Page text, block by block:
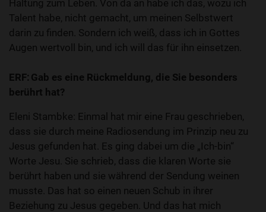
Haltung zum Leben. Von da an habe ich das, wozu ich
Talent habe, nicht gemacht, um meinen Selbstwert
darin zu finden. Sondern ich weiß, dass ich in Gottes
Augen wertvoll bin, und ich will das für ihn einsetzen.
ERF: Gab es eine Rückmeldung, die Sie besonders
berührt hat?
Eleni Stambke: Einmal hat mir eine Frau geschrieben,
dass sie durch meine Radiosendung im Prinzip neu zu
Jesus gefunden hat. Es ging dabei um die „Ich-bin“
Worte Jesu. Sie schrieb, dass die klaren Worte sie
berührt haben und sie während der Sendung weinen
musste. Das hat so einen neuen Schub in ihrer
Beziehung zu Jesus gegeben. Und das hat mich